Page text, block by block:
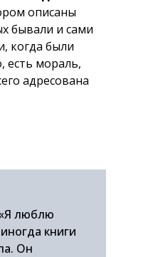
описаны
бывали и сами
когда были
есть мораль,
адресована
люблю
книги
Он